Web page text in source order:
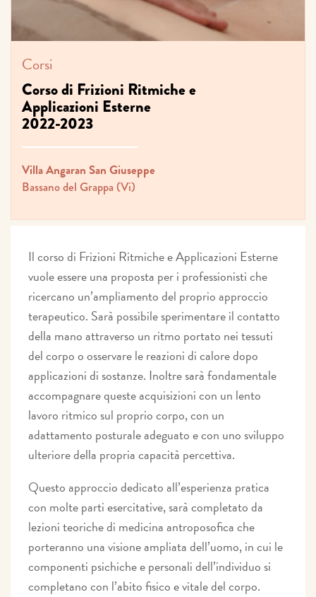
Corsi
Corso di Frizioni Ritmiche e
Applicazioni Esterne
2022-2023
Villa Angaran San Giuseppe
Bassano del Grappa (Vi)
Il corso di Frizioni Ritmiche e Applicazioni Esterne
vuole essere una proposta per i professionisti che
ricercano un’ampliamento del proprio approccio
terapeutico. Sarà possibile sperimentare il contatto
della mano attraverso un ritmo portato nei tessuti
del corpo o osservare le reazioni di calore dopo
applicazioni di sostanze. Inoltre sarà fondamentale
accompagnare queste acquisizioni con un lento
lavoro ritmico sul proprio corpo, con un
adattamento posturale adeguato e con uno sviluppo
ulteriore della propria capacità percettiva.
Questo approccio dedicato all’esperienza pratica
con molte parti esercitative, sarà completato da
lezioni teoriche di medicina antroposofica che
porteranno una visione ampliata dell’uomo, in cui le
componenti psichiche e personali dell’individuo si
completano con l’abito fisico e vitale del corpo.